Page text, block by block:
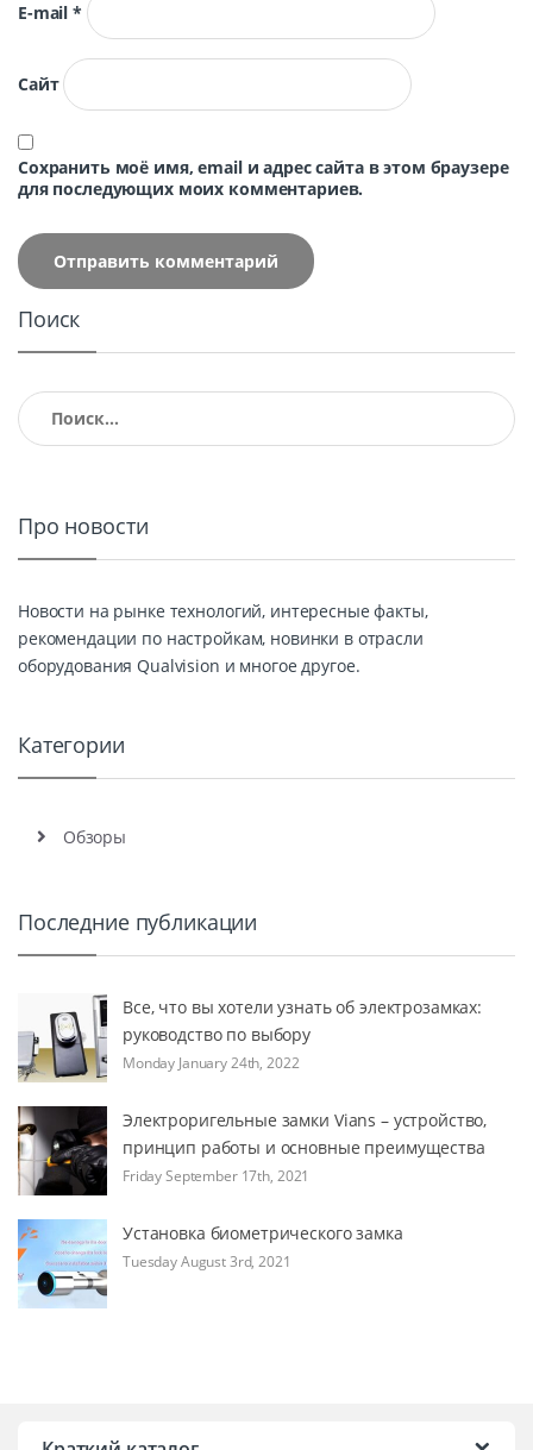
E-mail*
Сайт
Сохранить моё имя, email и адрес сайта в этом браузере
для последующих моих комментариев.
Поиск
Найти:
Про новости
Новости на рынке технологий, интересные факты,
рекомендации по настройкам, новинки в отрасли
оборудования Qualvision и многое другое.
Категории
Обзоры
Последние публикации
Все, что вы хотели узнать об электрозамках:
руководство по выбору
Monday January 24th, 2022
Электроригельные замки Vians – устройство,
принцип работы и основные преимущества
Friday September 17th, 2021
Установка биометрического замка
Tuesday August 3rd, 2021